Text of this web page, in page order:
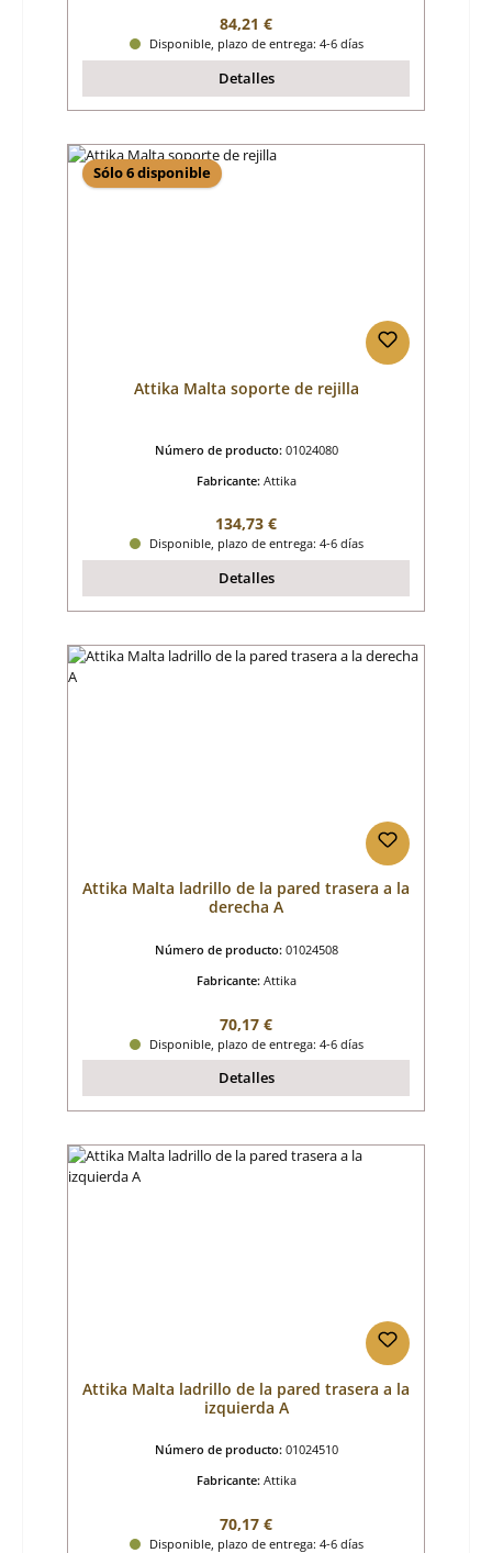
Precio normal:
84,21 €
Disponible, plazo de entrega: 4-6 días
Detalles
Sólo 6 disponible
Attika Malta soporte de rejilla
Número de producto: 01024080
Fabricante: Attika
Precio normal:
134,73 €
Disponible, plazo de entrega: 4-6 días
Detalles
Attika Malta ladrillo de la pared trasera a la
derecha A
Número de producto: 01024508
Fabricante: Attika
Precio normal:
70,17 €
Disponible, plazo de entrega: 4-6 días
Detalles
Attika Malta ladrillo de la pared trasera a la
izquierda A
Número de producto: 01024510
Fabricante: Attika
Precio normal:
70,17 €
Disponible, plazo de entrega: 4-6 días